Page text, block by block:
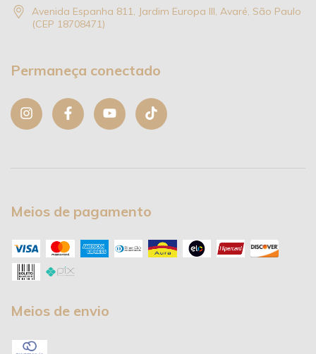
Avenida Espanha 811, Jardim Europa III, Avaré, São Paulo
(CEP 18708471)
Permaneça conectado
Meios de pagamento
Meios de envio